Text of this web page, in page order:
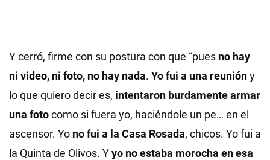
Y cerró, firme con su postura con que “pues no hay
ni video, ni foto, no hay nada. Yo fui a una reunióny
lo que quiero decir es, intentaron burdamente armar
una fotocomo si fuera yo, haciéndole un pe… en el
ascensor. Yo no fui a la Casa Rosada, chicos. Yo fui a
la Quinta de Olivos. Yyo no estaba morocha en esa